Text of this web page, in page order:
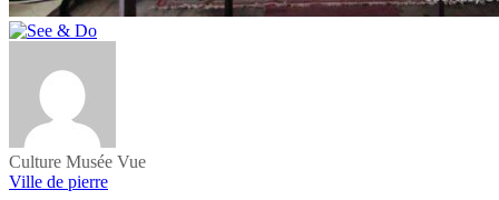
Culture Musée Vue
Ville de pierre